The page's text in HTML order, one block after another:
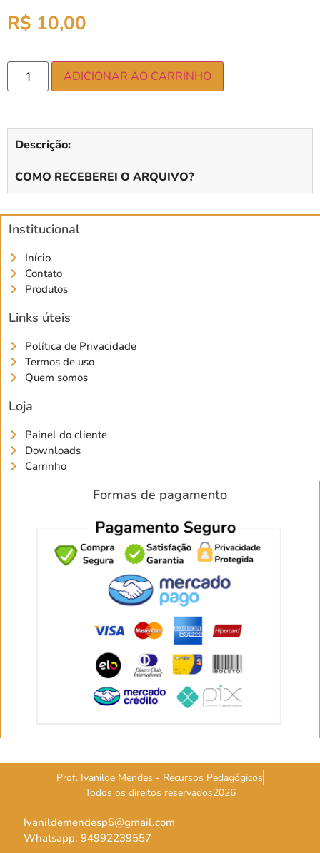
R$ 10,00
ADICIONAR AO CARRINHO
Descrição:
COMO RECEBEREI O ARQUIVO?
Institucional
Início
Contato
Produtos
Links úteis
Política de Privacidade
Termos de uso
Quem somos
Loja
Painel do cliente
Downloads
Carrinho
Formas de pagamento
Prof. Ivanilde Mendes - Recursos Pedagógicos
Todos os direitos reservados2026
Ivanildemendesp5@gmail.com
Whatsapp: 94992239557